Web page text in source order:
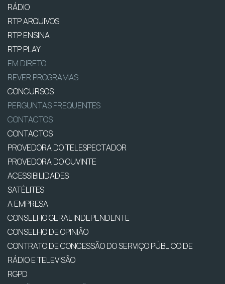
RÁDIO
RTP ARQUIVOS
RTP ENSINA
RTP PLAY
EM DIRETO
REVER PROGRAMAS
CONCURSOS
PERGUNTAS FREQUENTES
CONTACTOS
CONTACTOS
PROVEDORA DO TELESPECTADOR
PROVEDORA DO OUVINTE
ACESSIBILIDADES
SATÉLITES
A EMPRESA
CONSELHO GERAL INDEPENDENTE
CONSELHO DE OPINIÃO
CONTRATO DE CONCESSÃO DO SERVIÇO PÚBLICO DE
RÁDIO E TELEVISÃO
RGPD